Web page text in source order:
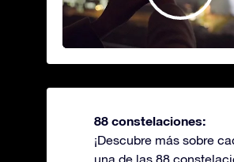
88 constelaciones:
¡Descubre más sobre
una de las 88